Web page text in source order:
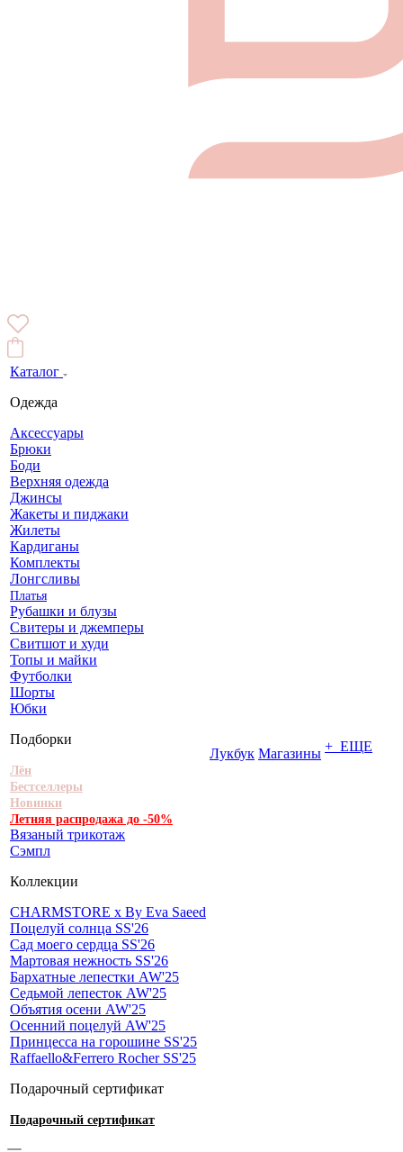
Каталог
Одежда
Аксессуары
Брюки
Боди
Верхняя одежда
Джинсы
Жакеты и пиджаки
Жилеты
Кардиганы
Комплекты
Лонгсливы
Платья
Рубашки и блузы
Свитеры и джемперы
Свитшот и худи
Топы и майки
Футболки
Шорты
Юбки
Подборки
Лён
Бестселлеры
Новинки
Летняя распродажа до -50%
Вязаный трикотаж
Сэмпл
Коллекции
CHARMSTORE х By Eva Saeed
Поцелуй солнца SS'26
Сад моего сердца SS'26
Мартовая нежность SS'26
Бархатные лепестки AW'25
Седьмой лепесток AW'25
Объятия осени AW'25
Осенний поцелуй AW'25
Принцесса на горошине SS'25
Raffaello&Ferrero Rocher SS'25
Подарочный сертификат
Подарочный сертификат
Лукбук Магазины + ЕЩЕ